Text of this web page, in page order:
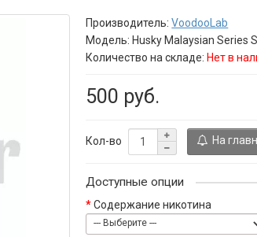
Производитель:VoodooLab
Модель: Husky Malaysian Series
Количество на складе: Нет в
500 руб.
Кол-во На
Доступные опции
Содержание никотина